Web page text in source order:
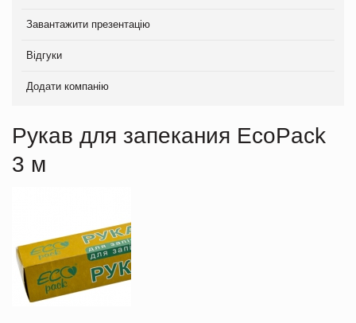
Завантажити презентацію
Відгуки
Додати компанію
Рукав для запекания EcoPack
3 м